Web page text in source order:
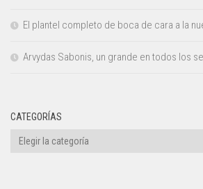
El plantel completo de boca de cara a la
Arvydas Sabonis, un grande en todos los
CATEGORÍAS
Categorías